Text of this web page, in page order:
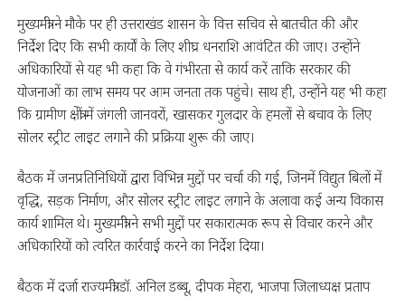
मुख्यमंत्री ने मौके पर ही उत्तराखंड शासन के वित्त सचिव से बातचीत की और
निर्देश दिए कि सभी कार्यों के लिए शीघ्र धनराशि आवंटित की जाए। उन्होंने
अधिकारियों से यह भी कहा कि वे गंभीरता से कार्य करें ताकि सरकार की
योजनाओं का लाभ समय पर आम जनता तक पहुंचे। साथ ही, उन्होंने यह भी कहा
कि ग्रामीण क्षेत्रों में जंगली जानवरों, खासकर गुलदार के हमलों से बचाव के लिए
सोलर स्ट्रीट लाइट लगाने की प्रक्रिया शुरू की जाए।
बैठक में जनप्रतिनिधियों द्वारा विभिन्न मुद्दों पर चर्चा की गई, जिनमें विद्युत बिलों में
वृद्धि, सड़क निर्माण, और सोलर स्ट्रीट लाइट लगाने के अलावा कई अन्य विकास
कार्य शामिल थे। मुख्यमंत्री ने सभी मुद्दों पर सकारात्मक रूप से विचार करने और
अधिकारियों को त्वरित कार्रवाई करने का निर्देश दिया।
बैठक में दर्जा राज्यमंत्री डॉ. अनिल डब्बू, दीपक मेहरा, भाजपा जिलाध्यक्ष प्रताप